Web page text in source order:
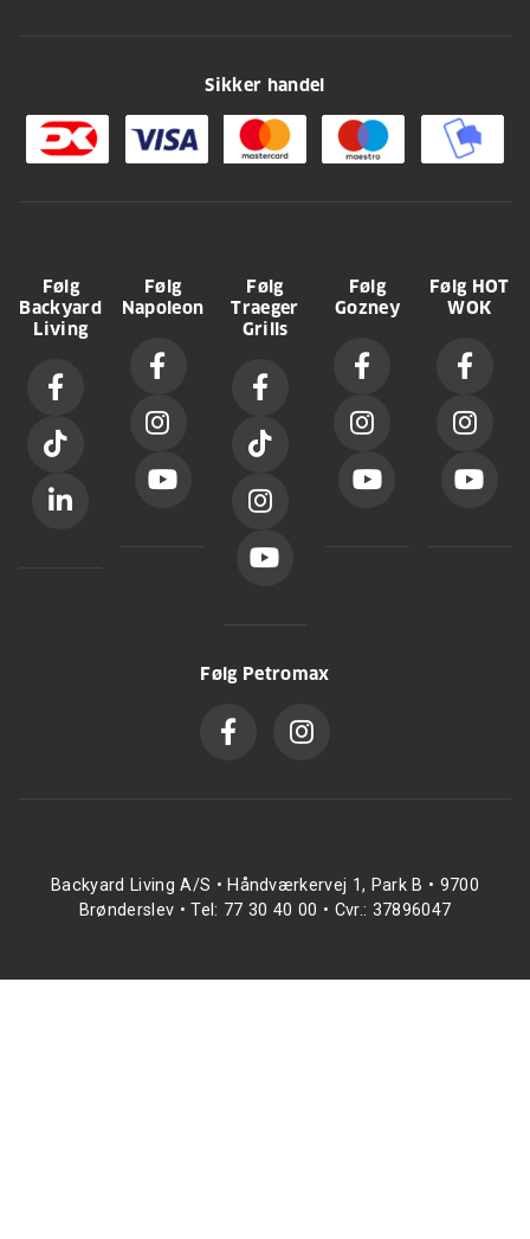
Sikker handel
Følg
Backyard
Living
Følg
Napoleon
Følg
Traeger
Grills
Følg
Gozney
Følg HOT
WOK
Følg Petromax
Backyard Living A/S • Håndværkervej 1, Park B • 9700
Brønderslev • Tel: 77 30 40 00 • Cvr.: 37896047